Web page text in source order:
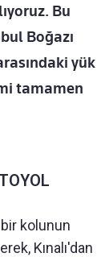
Bu
Boğazı
yük
tamamen
kolunun
Kınalı'dan